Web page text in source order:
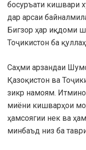
босуръати кишвари
дар арсаи
Бигзор ҳар иқдоми
Тоҷикистон ба
Саҳми арзандаи
Қазоқистон ва
зикр намоям.
миёни кишварҳои
ҳамсоягии нек ва
минбаъд низ ба